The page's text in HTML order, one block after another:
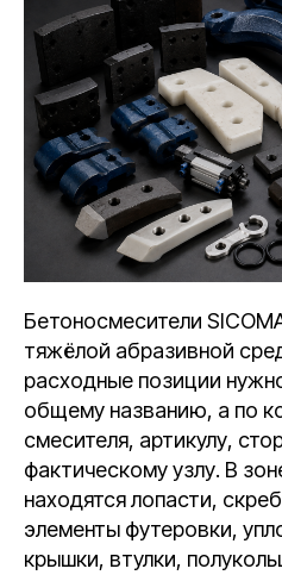
Бетоносмесители
тяжёлой абразивной
расходные позиции
общему названию, а по
смесителя, артикулу,
фактическому узлу. В
находятся лопасти,
элементы футеровки,
крышки, втулки,